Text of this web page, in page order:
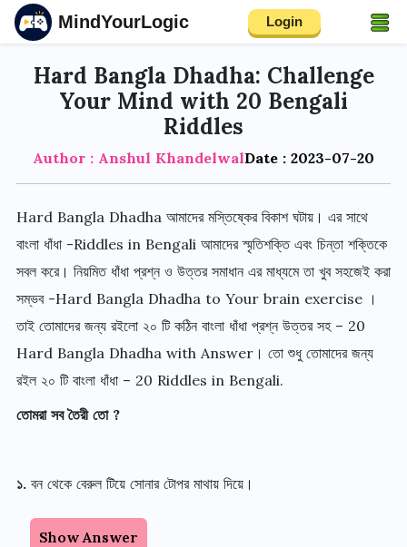
MindYourLogic Login
Hard Bangla Dhadha: Challenge
Your Mind with 20 Bengali
Riddles
Author : Anshul KhandelwalDate : 2023-07-20
Hard Bangla Dhadha আমাদের মস্তিষ্কের বিকাশ ঘটায়। এর সাথে
বাংলা ধাঁধা -Riddles in Bengali আমাদের স্মৃতিশক্তি এবং চিন্তা শক্তিকে
সবল করে। নিয়মিত ধাঁধা প্রশ্ন ও উত্তর সমাধান এর মাধ্যমে তা খুব সহজেই করা
সম্ভব -Hard Bangla Dhadha to Your brain exercise ।
তাই তোমাদের জন্য রইলো ২০ টি কঠিন বাংলা ধাঁধা প্রশ্ন উত্তর সহ – 20
Hard Bangla Dhadha with Answer। তো শুধু তোমাদের জন্য
রইল ২০ টি বাংলা ধাঁধা – 20 Riddles in Bengali.
তোমরা সব তৈরী তো ?
১.বন থেকে বেরুল টিয়ে সোনার টোপর মাথায় দিয়ে।
Show Answer